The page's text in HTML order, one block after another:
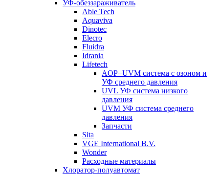
УФ-обеззараживатель
Able Tech
Aquaviva
Dinotec
Elecro
Fluidra
Idrania
Lifetech
AOP+UVM система с озоном и
УФ среднего давления
UVL УФ система низкого
давления
UVM УФ система среднего
давления
Запчасти
Sita
VGE International B.V.
Wonder
Расходные материалы
Хлоратор-полуавтомат